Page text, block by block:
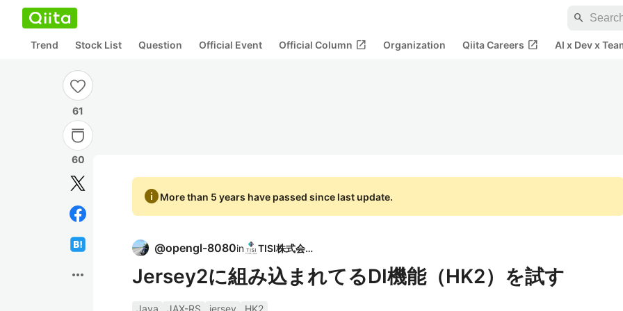
search
Trend Stock List Question Official Event Official Column open_in_new Organization Qiita Careers open_in_new AI x Dev x
61
60
more_horiz
infoMore than 5 years have passed since last update.
@opengl-8080in TISI株式会社
Jersey2に組み込まれてるDI機能（HK2）を試す
Java JAX-RS jersey
HK2